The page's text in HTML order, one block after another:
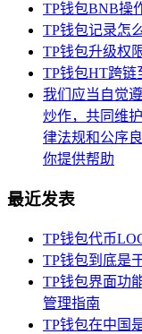
TP钱包BNB操
TP钱包记录怎
TP钱包升级权
TP钱包HT跨链
我们应当自觉
炒作，共同维
律法规和公序
你提供帮助
最近发表
TP钱包代币
TP钱包到底是
TP钱包界面功
管理指南
TP钱包在中国